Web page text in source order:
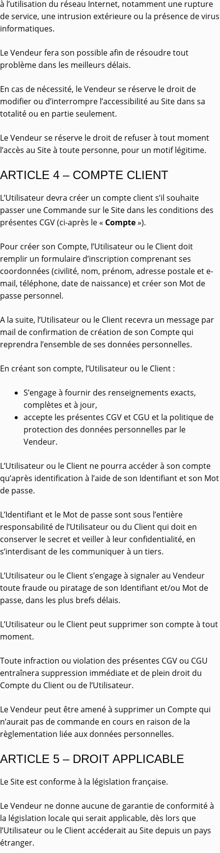
à l’utilisation du réseau Internet, notamment une rupture
de service, une intrusion extérieure ou la présence de virus
informatiques.
Le Vendeur fera son possible afin de résoudre tout
problème dans les meilleurs délais.
En cas de nécessité, le Vendeur se réserve le droit de
modifier ou d’interrompre l’accessibilité au Site dans sa
totalité ou en partie seulement.
Le Vendeur se réserve le droit de refuser à tout moment
l’accès au Site à toute personne, pour un motif légitime.
ARTICLE 4 – COMPTE CLIENT
L’Utilisateur devra créer un compte client s’il souhaite
passer une Commande sur le Site dans les conditions des
présentes CGV (ci-après le « Compte»).
Pour créer son Compte, l’Utilisateur ou le Client doit
remplir un formulaire d’inscription comprenant ses
coordonnées (civilité, nom, prénom, adresse postale et e-
mail, téléphone, date de naissance) et créer son Mot de
passe personnel.
A la suite, l’Utilisateur ou le Client recevra un message par
mail de confirmation de création de son Compte qui
reprendra l’ensemble de ses données personnelles.
En créant son compte, l’Utilisateur ou le Client :
S’engage à fournir des renseignements exacts,
complètes et à jour,
accepte les présentes CGV et CGU et la politique de
protection des données personnelles par le
Vendeur.
L’Utilisateur ou le Client ne pourra accéder à son compte
qu’après identification à l’aide de son Identifiant et son Mot
de passe.
L’Identifiant et le Mot de passe sont sous l’entière
responsabilité de l’Utilisateur ou du Client qui doit en
conserver le secret et veiller à leur confidentialité, en
s’interdisant de les communiquer à un tiers.
L’Utilisateur ou le Client s’engage à signaler au Vendeur
toute fraude ou piratage de son Identifiant et/ou Mot de
passe, dans les plus brefs délais.
L’Utilisateur ou le Client peut supprimer son compte à tout
moment.
Toute infraction ou violation des présentes CGV ou CGU
entraînera suppression immédiate et de plein droit du
Compte du Client ou de l’Utilisateur.
Le Vendeur peut être amené à supprimer un Compte qui
n’aurait pas de commande en cours en raison de la
règlementation liée aux données personnelles.
ARTICLE 5 – DROIT APPLICABLE
Le Site est conforme à la législation française.
Le Vendeur ne donne aucune de garantie de conformité à
la législation locale qui serait applicable, dès lors que
l’Utilisateur ou le Client accéderait au Site depuis un pays
étranger.